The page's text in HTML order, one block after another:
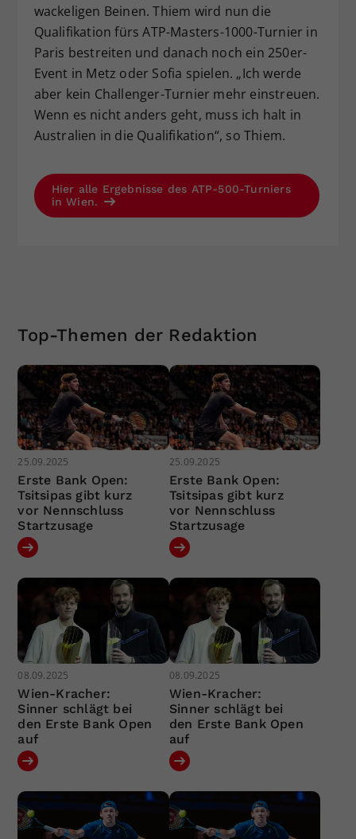
wackeligen Beinen. Thiem wird nun die
Qualifikation fürs ATP-Masters-1000-Turnier in
Paris bestreiten und danach noch ein 250er-
Event in Metz oder Sofia spielen. „Ich werde
aber kein Challenger-Turnier mehr einstreuen.
Wenn es nicht anders geht, muss ich halt in
Australien in die Qualifikation“, so Thiem.
Hier alle Ergebnisse des ATP-500-Turniers
in Wien.
Top-Themen der Redaktion
25.09.2025
Erste Bank Open:
Tsitsipas gibt kurz
vor Nennschluss
Startzusage
25.09.2025
Erste Bank Open:
Tsitsipas gibt kurz
vor Nennschluss
Startzusage
08.09.2025
Wien-Kracher:
Sinner schlägt bei
den Erste Bank Open
auf
08.09.2025
Wien-Kracher:
Sinner schlägt bei
den Erste Bank Open
auf